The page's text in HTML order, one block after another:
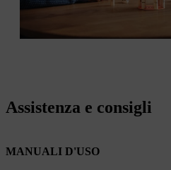
Assistenza e consigli
MANUALI D'USO